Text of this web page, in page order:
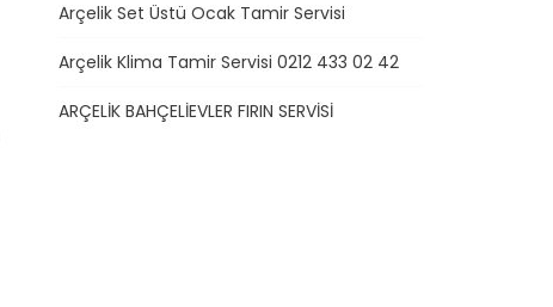
Arçelik Set Üstü Ocak Tamir Servisi
Arçelik Klima Tamir Servisi 0212 433 02 42
ARÇELİK BAHÇELİEVLER FIRIN SERVİSİ